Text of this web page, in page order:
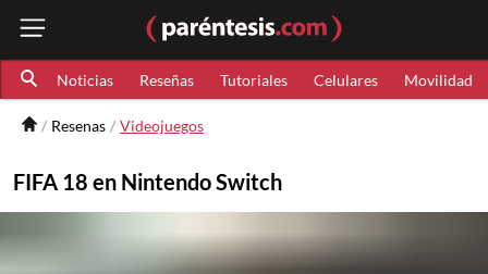
Noticias Reseñas Tutoriales Celulares Movilidad
Resenas Videojuegos
FIFA 18 en Nintendo Switch